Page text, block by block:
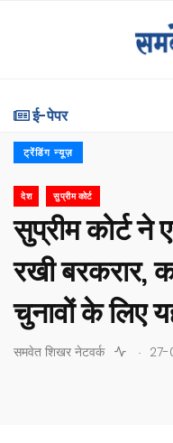
ई-पेपर
ट्रेंडिंग न्यूज़
देश सुप्रीम कोर्ट
सुप्रीम कोर्ट
रखी बरकरार,
चुनावों के लिए
समवेत शिखर नेटवर्क .